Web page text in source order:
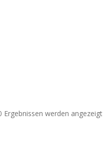
Ergebnissen werden angezeigt